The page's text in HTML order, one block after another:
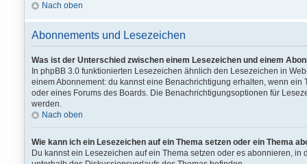
Nach oben
Abonnements und Lesezeichen
Was ist der Unterschied zwischen einem Lesezeichen und einem
In phpBB 3.0 funktionierten Lesezeichen ähnlich den Lesezeichen in
einem Abonnement: du kannst eine Benachrichtigung erhalten, wenn
oder eines Forums des Boards. Die Benachrichtigungsoptionen für
werden.
Nach oben
Wie kann ich ein Lesezeichen auf ein Thema setzen oder ein Thema
Du kannst ein Lesezeichen auf ein Thema setzen oder es abonnieren,